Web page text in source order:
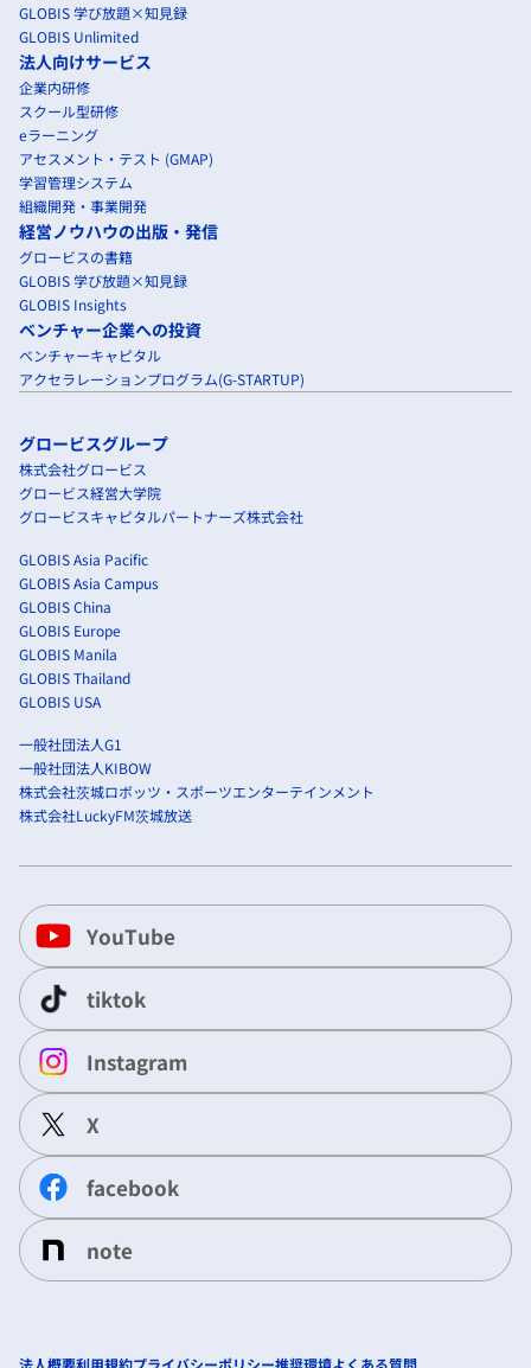
GLOBIS 学び放題×知見録
GLOBIS Unlimited
法人向けサービス
企業内研修
スクール型研修
eラーニング
アセスメント・テスト (GMAP)
学習管理システム
組織開発・事業開発
経営ノウハウの出版・発信
グロービスの書籍
GLOBIS 学び放題×知見録
GLOBIS Insights
ベンチャー企業への投資
ベンチャーキャピタル
アクセラレーションプログラム(G-STARTUP)
グロービスグループ
株式会社グロービス
グロービス経営大学院
グロービスキャピタルパートナーズ株式会社
GLOBIS Asia Pacific
GLOBIS Asia Campus
GLOBIS China
GLOBIS Europe
GLOBIS Manila
GLOBIS Thailand
GLOBIS USA
一般社団法人G1
一般社団法人KIBOW
株式会社茨城ロボッツ・スポーツエンターテインメント
株式会社LuckyFM茨城放送
YouTube
tiktok
Instagram
X
facebook
note